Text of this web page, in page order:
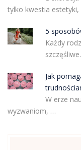
tylko kwestia
5
Każdy
Jak
W erze
wyzwaniom, …